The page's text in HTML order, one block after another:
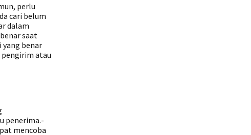
perlu
cari belum
dalam
saat
yang benar
pengirim atau
penerima.-
mencoba